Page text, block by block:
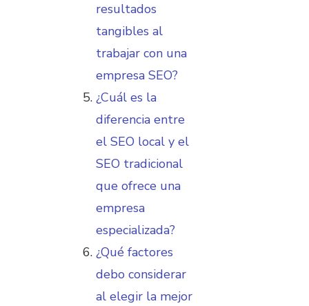
resultados
tangibles al
trabajar con una
empresa SEO?
¿Cuál es la
diferencia entre
el SEO local y el
SEO tradicional
que ofrece una
empresa
especializada?
¿Qué factores
debo considerar
al elegir la mejor